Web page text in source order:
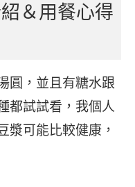
＆用餐心得
圓，並且有糖水跟
都試試看，我個人
漿可能比較健康，